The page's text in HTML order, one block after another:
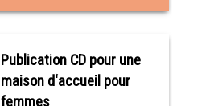
Publication CD pour une
maison d‘accueil pour
femmes